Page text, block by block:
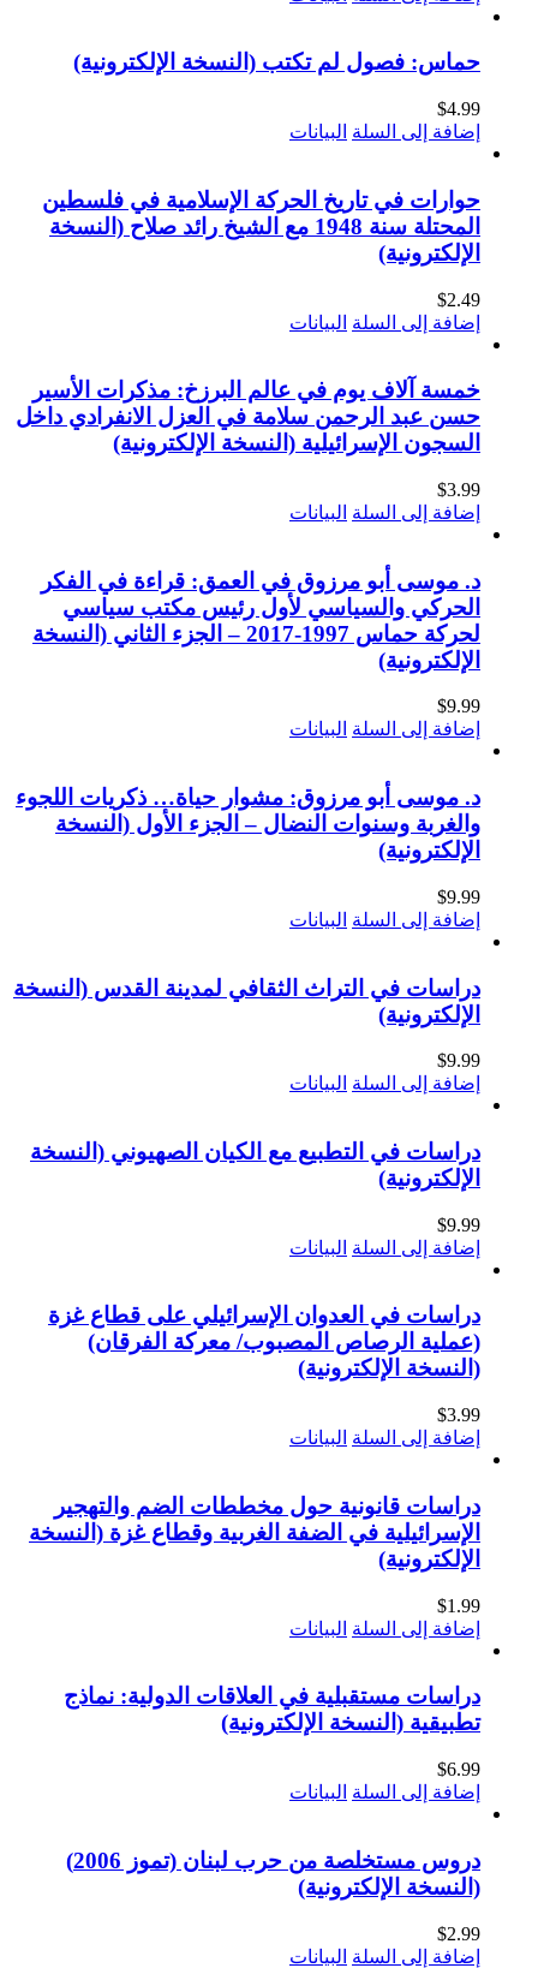
حماس: فصول لم تكتب (النسخة الإلكترونية)
$4.99
إضافة إلى السلة البيانات
حوارات في تاريخ الحركة الإسلامية في فلسطين
المحتلة سنة 1948 مع الشيخ رائد صلاح (النسخة
الإلكترونية)
$2.49
إضافة إلى السلة البيانات
خمسة آلاف يوم في عالم البرزخ: مذكرات الأسير
حسن عبد الرحمن سلامة في العزل الانفرادي داخل
السجون الإسرائيلية (النسخة الإلكترونية)
$3.99
إضافة إلى السلة البيانات
د. موسى أبو مرزوق في العمق: قراءة في الفكر
الحركي والسياسي لأول رئيس مكتب سياسي
لحركة حماس 1997-2017 – الجزء الثاني (النسخة
الإلكترونية)
$9.99
إضافة إلى السلة البيانات
د. موسى أبو مرزوق: مشوار حياة… ذكريات اللجوء
والغربة وسنوات النضال – الجزء الأول (النسخة
الإلكترونية)
$9.99
إضافة إلى السلة البيانات
دراسات في التراث الثقافي لمدينة القدس (النسخة
الإلكترونية)
$9.99
إضافة إلى السلة البيانات
دراسات في التطبيع مع الكيان الصهيوني (النسخة
الإلكترونية)
$9.99
إضافة إلى السلة البيانات
دراسات في العدوان الإسرائيلي على قطاع غزة
(عملية الرصاص المصبوب/ معركة الفرقان)
(النسخة الإلكترونية)
$3.99
إضافة إلى السلة البيانات
دراسات قانونية حول مخططات الضم والتهجير
الإسرائيلية في الضفة الغربية وقطاع غزة (النسخة
الإلكترونية)
$1.99
إضافة إلى السلة البيانات
دراسات مستقبلية في العلاقات الدولية: نماذج
تطبيقية (النسخة الإلكترونية)
$6.99
إضافة إلى السلة البيانات
دروس مستخلصة من حرب لبنان (تموز 2006)
(النسخة الإلكترونية)
$2.99
إضافة إلى السلة البيانات